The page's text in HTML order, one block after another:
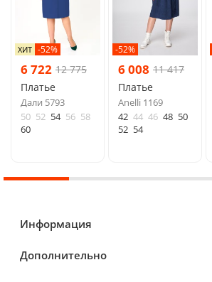
ХИТ -52%
6 722 12 775
Платье
Дали 5793
50 52 54 56 58
60
-52%
6 008 11 417
Платье
Anelli 1169
42 44 46 48 50
52 54
Информация
Дополнительно